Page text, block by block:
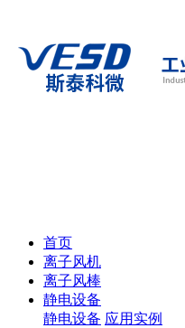
首页
离子风机
离子风棒
静电设备
静电设备 应用实例